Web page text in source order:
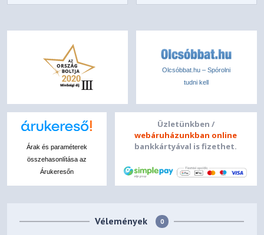
Olcsóbbat.hu – Spórolni
tudni kell
Árak és paraméterek
összehasonlítása az
Árukeresőn
Üzletünkben /
webáruházunkban online
bankkártyával is fizethet.
Vélemények 0